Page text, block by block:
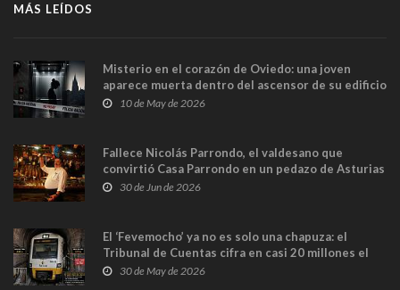
MÁS LEÍDOS
Misterio en el corazón de Oviedo: una joven
aparece muerta dentro del ascensor de su edificio
y las cámaras captan sus últimos minutos
10 de May de 2026
Fallece Nicolás Parrondo, el valdesano que
convirtió Casa Parrondo en un pedazo de Asturias
en Madrid
30 de Jun de 2026
El ‘Fevemocho’ ya no es solo una chapuza: el
Tribunal de Cuentas cifra en casi 20 millones el
sobrecoste de los trenes que no cabían por los
30 de May de 2026